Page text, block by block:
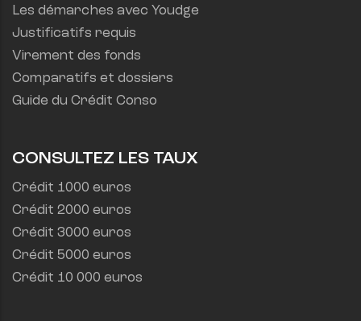
Les démarches avec Youdge
Justificatifs requis
Virement des fonds
Comparatifs et dossiers
Guide du Crédit Conso
CONSULTEZ LES TAUX
Crédit 1000 euros
Crédit 2000 euros
Crédit 3000 euros
Crédit 5000 euros
Crédit 10 000 euros